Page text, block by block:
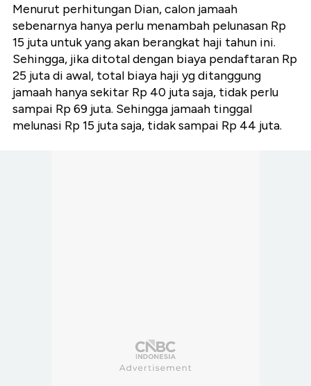
Menurut perhitungan Dian, calon jamaah
sebenarnya hanya perlu menambah pelunasan Rp
15 juta untuk yang akan berangkat haji tahun ini.
Sehingga, jika ditotal dengan biaya pendaftaran Rp
25 juta di awal, total biaya haji yg ditanggung
jamaah hanya sekitar Rp 40 juta saja, tidak perlu
sampai Rp 69 juta. Sehingga jamaah tinggal
melunasi Rp 15 juta saja, tidak sampai Rp 44 juta.